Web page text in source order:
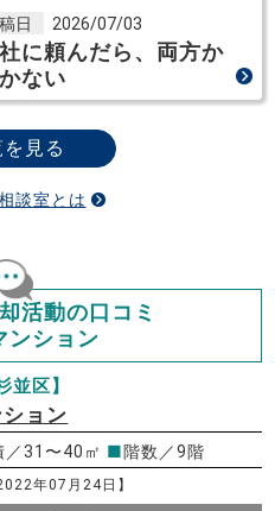
日 2026/07/03
に頼んだら、両方か
ない
見る
談室とは
活動の口コミ
ンション
並区】
ョン
／31〜40㎡ ■階数／9階
年07月24日】